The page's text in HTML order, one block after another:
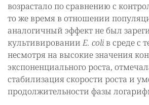
возрастало по сравнению с
то же время в отношении
аналогичный эффект не был
культивировании E. сoliв среде с
несмотря на высокие значения
экспоненциального роста,
стабилизация скорости роста и
продолжительности фазы